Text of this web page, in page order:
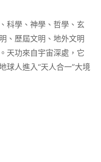
科學、神學、哲學、玄
、歷屆文明、地外文明
天功來自宇宙深處，它
球人進入“天人合一”大境